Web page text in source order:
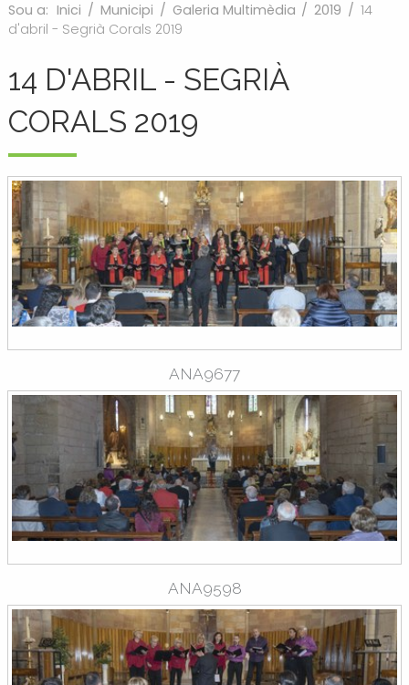
Sou a: Inici / Municipi / Galeria Multimèdia / 2019 / 14
d'abril - Segrià Corals 2019
14 D'ABRIL - SEGRIÀ
CORALS 2019
ANA9677
ANA9598